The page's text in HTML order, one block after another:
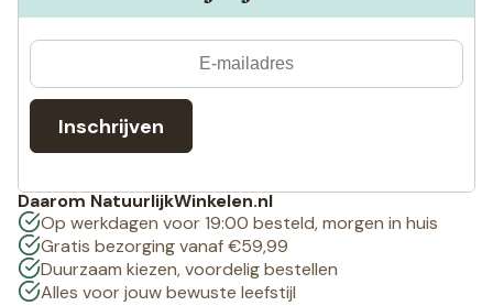
Inschrijven
Daarom NatuurlijkWinkelen.nl
Op werkdagen voor 19:00 besteld, morgen in huis
Gratis bezorging vanaf €59,99
Duurzaam kiezen, voordelig bestellen
Alles voor jouw bewuste leefstijl